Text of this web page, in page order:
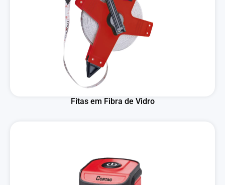
Fitas em Fibra de Vidro